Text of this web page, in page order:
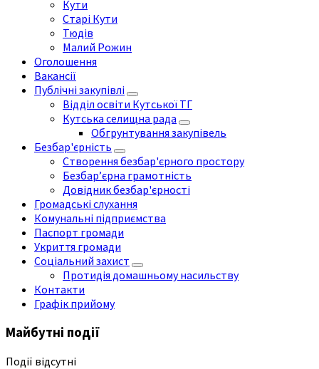
Кути
Старі Кути
Тюдів
Малий Рожин
Оголошення
Вакансії
Публічні закупівлі
Відділ освіти Кутської ТГ
Кутська селищна рада
Обгрунтування закупівель
Безбар'єрність
Створення безбар'єрного простору
Безбар’єрна грамотність
Довідник безбар'єрності
Громадські слухання
Комунальні підприємства
Паспорт громади
Укриття громади
Соціальний захист
Протидія домашньому насильству
Контакти
Графік прийому
Майбутні події
Події відсутні